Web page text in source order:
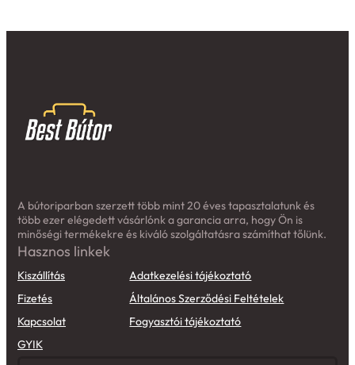
A bútoriparban szerzett több mint 20 éves tapasztalatunk és
több ezer elégedett vásárlónk a garancia arra, hogy Ön is
minőségi termékekre és kiváló szolgáltatásra számíthat tőlünk.
Hasznos linkek
Kiszállítás
Fizetés
Kapcsolat
GYIK
Adatkezelési tájékoztató
Általános Szerződési Feltételek
Fogyasztói tájékoztató